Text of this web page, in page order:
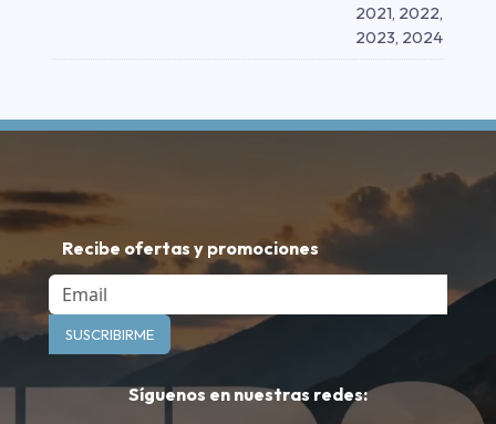
2021, 2022,
2023, 2024
Recibe ofertas y promociones
Email
SUSCRIBIRME
Síguenos en nuestras redes: